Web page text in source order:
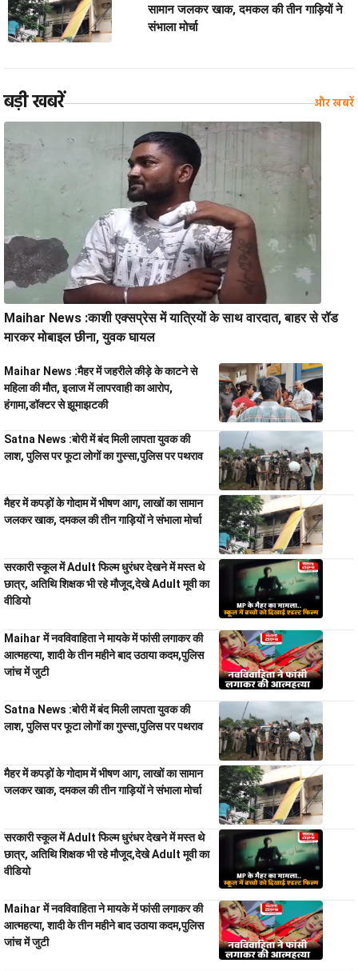
सामान जलकर खाक, दमकल की तीन गाड़ियों ने
संभाला मोर्चा
बड़ी खबरें और खबरें
Maihar News :काशी एक्सप्रेस में यात्रियों के साथ वारदात, बाहर से रॉड
मारकर मोबाइल छीना, युवक घायल
Maihar News :मैहर में जहरीले कीड़े के काटने से
महिला की मौत, इलाज में लापरवाही का आरोप,
हंगामा,डॉक्टर से झूमाझटकी
Satna News :बोरी में बंद मिली लापता युवक की
लाश, पुलिस पर फूटा लोगों का गुस्सा,पुलिस पर पथराव
मैहर में कपड़ों के गोदाम में भीषण आग, लाखों का सामान
जलकर खाक, दमकल की तीन गाड़ियों ने संभाला मोर्चा
सरकारी स्कूल में Adult फिल्म धुरंधर देखने में मस्त थे
छात्र, अतिथि शिक्षक भी रहे मौजूद,देखे Adult मूवी का
वीडियो
Maihar में नवविवाहिता ने मायके में फांसी लगाकर की
आत्महत्या, शादी के तीन महीने बाद उठाया कदम,पुलिस
जांच में जुटी
Satna News :बोरी में बंद मिली लापता युवक की
लाश, पुलिस पर फूटा लोगों का गुस्सा,पुलिस पर पथराव
मैहर में कपड़ों के गोदाम में भीषण आग, लाखों का सामान
जलकर खाक, दमकल की तीन गाड़ियों ने संभाला मोर्चा
सरकारी स्कूल में Adult फिल्म धुरंधर देखने में मस्त थे
छात्र, अतिथि शिक्षक भी रहे मौजूद,देखे Adult मूवी का
वीडियो
Maihar में नवविवाहिता ने मायके में फांसी लगाकर की
आत्महत्या, शादी के तीन महीने बाद उठाया कदम,पुलिस
जांच में जुटी